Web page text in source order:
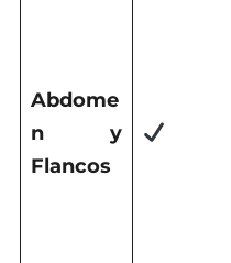
Abdome
n y
Flancos